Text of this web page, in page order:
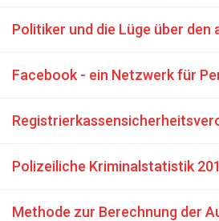
Facebook - ein Netzwerk für
Methode zur Berechnung der